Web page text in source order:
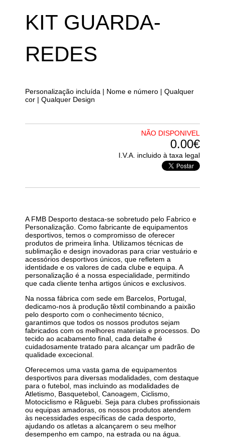
KIT GUARDA-
REDES
Personalização incluída | Nome e número | Qualquer
cor | Qualquer Design
NÃO DISPONIVEL
0.00€
I.V.A. incluido à taxa legal
A FMB Desporto destaca-se sobretudo pelo Fabrico e
Personalização. Como fabricante de equipamentos
desportivos, temos o compromisso de oferecer
produtos de primeira linha. Utilizamos técnicas de
sublimação e design inovadoras para criar vestuário e
acessórios desportivos únicos, que refletem a
identidade e os valores de cada clube e equipa. A
personalização é a nossa especialidade, permitindo
que cada cliente tenha artigos únicos e exclusivos.
Na nossa fábrica com sede em Barcelos, Portugal,
dedicamo-nos à produção têxtil combinando a paixão
pelo desporto com o conhecimento técnico,
garantimos que todos os nossos produtos sejam
fabricados com os melhores materiais e processos. Do
tecido ao acabamento final, cada detalhe é
cuidadosamente tratado para alcançar um padrão de
qualidade excecional.
Oferecemos uma vasta gama de equipamentos
desportivos para diversas modalidades, com destaque
para o futebol, mas incluindo as modalidades de
Atletismo, Basquetebol, Canoagem, Ciclismo,
Motociclismo e Râguebi. Seja para clubes profissionais
ou equipas amadoras, os nossos produtos atendem
às necessidades específicas de cada desporto,
ajudando os atletas a alcançarem o seu melhor
desempenho em campo, na estrada ou na água.